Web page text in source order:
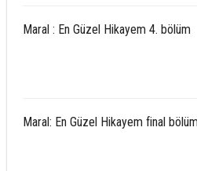
Maral : En Güzel Hikayem 4. bölüm
Maral: En Güzel Hikayem final